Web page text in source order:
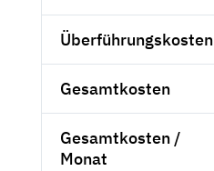
Überführungskosten
Gesamtkosten
Gesamtkosten /
Monat